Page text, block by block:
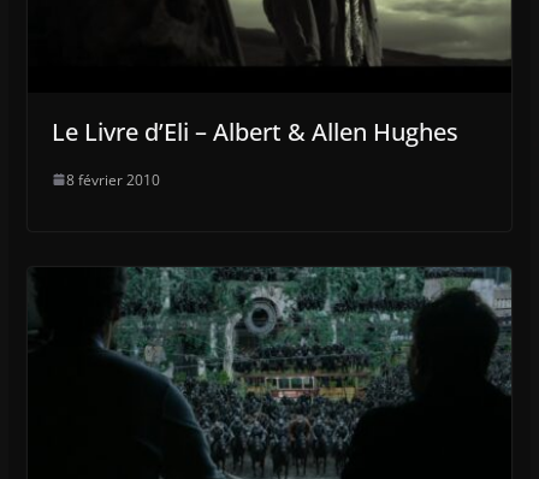
Le Livre d’Eli – Albert & Allen Hughes
8 février 2010